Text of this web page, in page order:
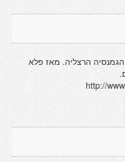
הרצליה. מאז פלא
http://